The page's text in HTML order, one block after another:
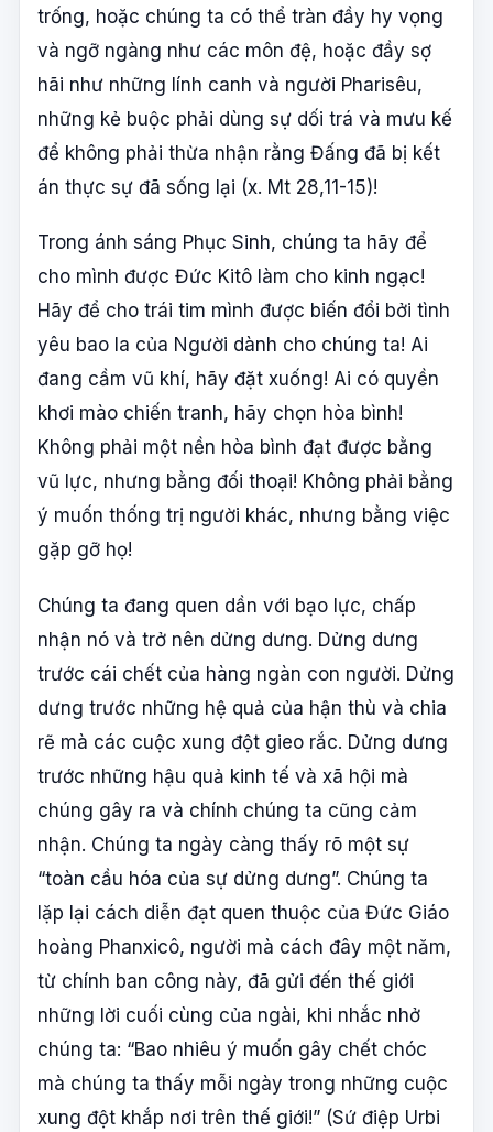
trống, hoặc chúng ta có thể tràn đầy hy vọng
và ngỡ ngàng như các môn đệ, hoặc đầy sợ
hãi như những lính canh và người Pharisêu,
những kẻ buộc phải dùng sự dối trá và mưu kế
để không phải thừa nhận rằng Đấng đã bị kết
án thực sự đã sống lại (x. Mt 28,11-15)!
Trong ánh sáng Phục Sinh, chúng ta hãy để
cho mình được Đức Kitô làm cho kinh ngạc!
Hãy để cho trái tim mình được biến đổi bởi tình
yêu bao la của Người dành cho chúng ta! Ai
đang cầm vũ khí, hãy đặt xuống! Ai có quyền
khơi mào chiến tranh, hãy chọn hòa bình!
Không phải một nền hòa bình đạt được bằng
vũ lực, nhưng bằng đối thoại! Không phải bằng
ý muốn thống trị người khác, nhưng bằng việc
gặp gỡ họ!
Chúng ta đang quen dần với bạo lực, chấp
nhận nó và trở nên dửng dưng. Dửng dưng
trước cái chết của hàng ngàn con người. Dửng
dưng trước những hệ quả của hận thù và chia
rẽ mà các cuộc xung đột gieo rắc. Dửng dưng
trước những hậu quả kinh tế và xã hội mà
chúng gây ra và chính chúng ta cũng cảm
nhận. Chúng ta ngày càng thấy rõ một sự
“toàn cầu hóa của sự dửng dưng”. Chúng ta
lặp lại cách diễn đạt quen thuộc của Đức Giáo
hoàng Phanxicô, người mà cách đây một năm,
từ chính ban công này, đã gửi đến thế giới
những lời cuối cùng của ngài, khi nhắc nhở
chúng ta: “Bao nhiêu ý muốn gây chết chóc
mà chúng ta thấy mỗi ngày trong những cuộc
xung đột khắp nơi trên thế giới!” (Sứ điệp Urbi